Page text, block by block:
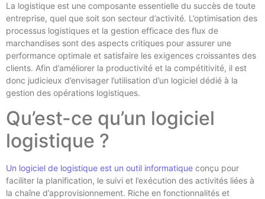
La logistique est une composante essentielle du succès de toute
entreprise, quel que soit son secteur d’activité. L’optimisation des
processus logistiques et la gestion efficace des flux de
marchandises sont des aspects critiques pour assurer une
performance optimale et satisfaire les exigences croissantes des
clients. Afin d’améliorer la productivité et la compétitivité, il est
donc judicieux d’envisager l’utilisation d’un logiciel dédié à la
gestion des opérations logistiques.
Qu’est-ce qu’un logiciel
logistique ?
Un logiciel de logistique est un outil informatique conçu pour
faciliter la planification, le suivi et l’exécution des activités liées à
la chaîne d’approvisionnement. Riche en fonctionnalités et